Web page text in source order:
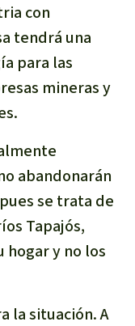
Defensores
con
tendrá una
para las
mineras y
abandonarán
se trata de
Tapajós,
hogar y no los
la situación. A